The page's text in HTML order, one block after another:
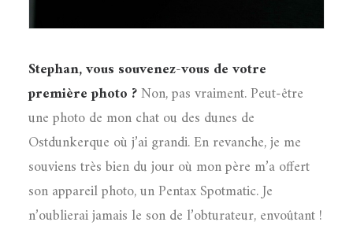
Stephan, vous souvenez-vous de votre
première photo ?Non, pas vraiment. Peut-être
une photo de mon chat ou des dunes de
Ostdunkerque où j’ai grandi. En revanche, je me
souviens très bien du jour où mon père m’a offert
son appareil photo, un Pentax Spotmatic. Je
n’oublierai jamais le son de l’obturateur, envoûtant !